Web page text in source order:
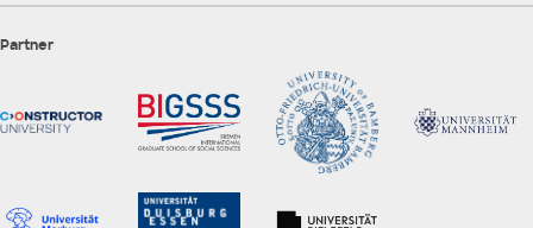
Partner